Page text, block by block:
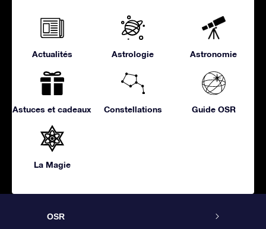
Actualités Astrologie Astronomie
Astuces et cadeaux Constellations Guide OSR
La Magie
OSR